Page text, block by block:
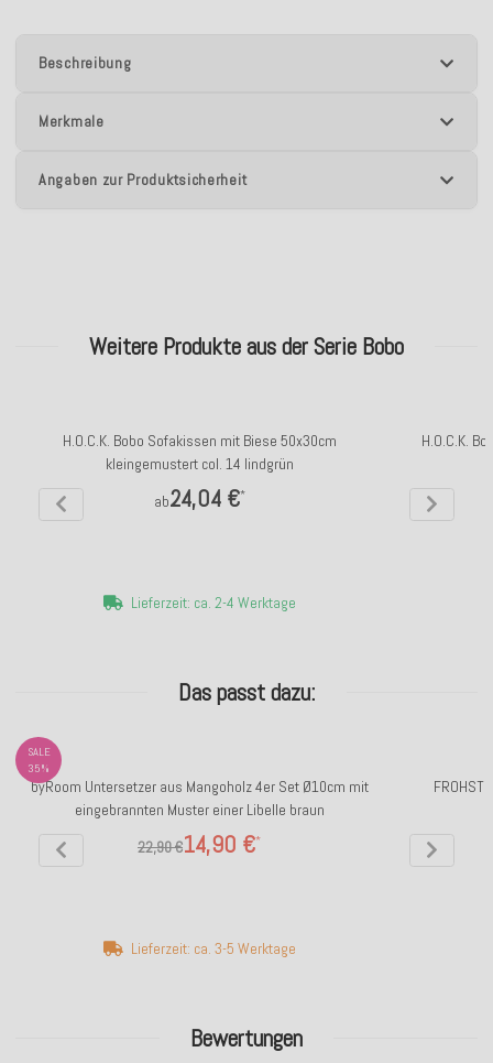
Beschreibung
Merkmale
Angaben zur Produktsicherheit
Bewertungen
Weitere Produkte aus der Serie Bobo
H.O.C.K. Bobo Sofakissen mit Biese 50x30cm
kleingemustert col. 14 lindgrün
ab24,04 €*
Lieferzeit: ca. 2-4 Werktage
H.O.C.K.
Das passt dazu:
SALE
35%
byRoom Untersetzer aus Mangoholz 4er Set Ø10cm mit
eingebrannten Muster einer Libelle braun
14,90 €*
22,90 €
Lieferzeit: ca. 3-5 Werktage